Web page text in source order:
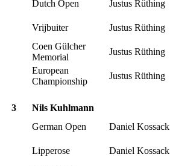
Dutch Open Justus Rüthing
Vrijbuiter Justus Rüthing
Coen Gülcher
Memorial
Justus Rüthing
European
Championship
Justus Rüthing
3 Nils Kuhlmann
German Open
Daniel Kossack
Lipperose Daniel Kossack